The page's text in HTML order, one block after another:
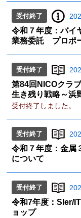
受付終了
令和７年度：バイ
業務委託 プロポ
受付終了
第84回NICOクラ
生き残り戦略～浜
受付終了しました。
受付終了
令和７年度：金属
について
受付終了
令和7年度：SIer/
ョップ